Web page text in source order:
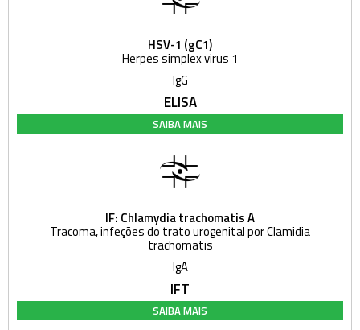
HSV-1 (gC1)
Herpes simplex virus 1
IgG
ELISA
SAIBA MAIS
IF: Chlamydia trachomatis A
Tracoma, infeções do trato urogenital por Clamidia
trachomatis
IgA
IFT
SAIBA MAIS